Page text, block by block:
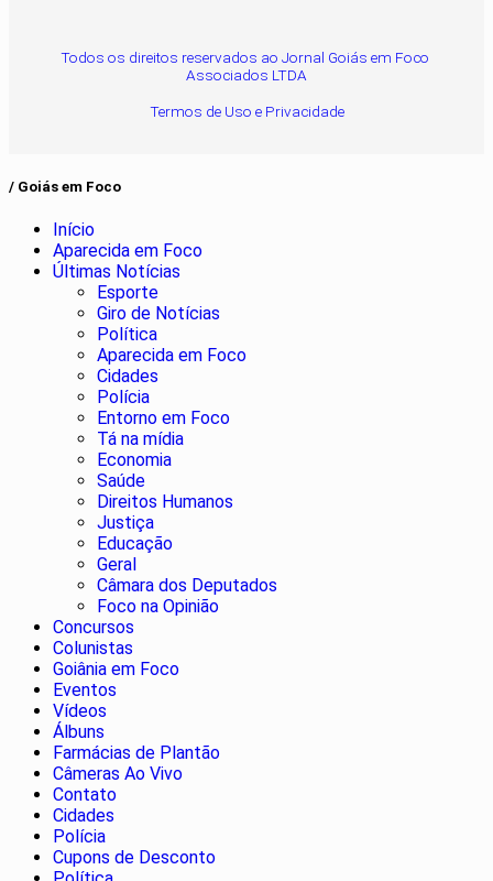
Todos os direitos reservados ao Jornal Goiás em Foco
Associados LTDA
Termos de Uso e Privacidade
/ Goiás em Foco
Início
Aparecida em Foco
Últimas Notícias
Esporte
Giro de Notícias
Política
Aparecida em Foco
Cidades
Polícia
Entorno em Foco
Tá na mídia
Economia
Saúde
Direitos Humanos
Justiça
Educação
Geral
Câmara dos Deputados
Foco na Opinião
Concursos
Colunistas
Goiânia em Foco
Eventos
Vídeos
Álbuns
Farmácias de Plantão
Câmeras Ao Vivo
Contato
Cidades
Polícia
Cupons de Desconto